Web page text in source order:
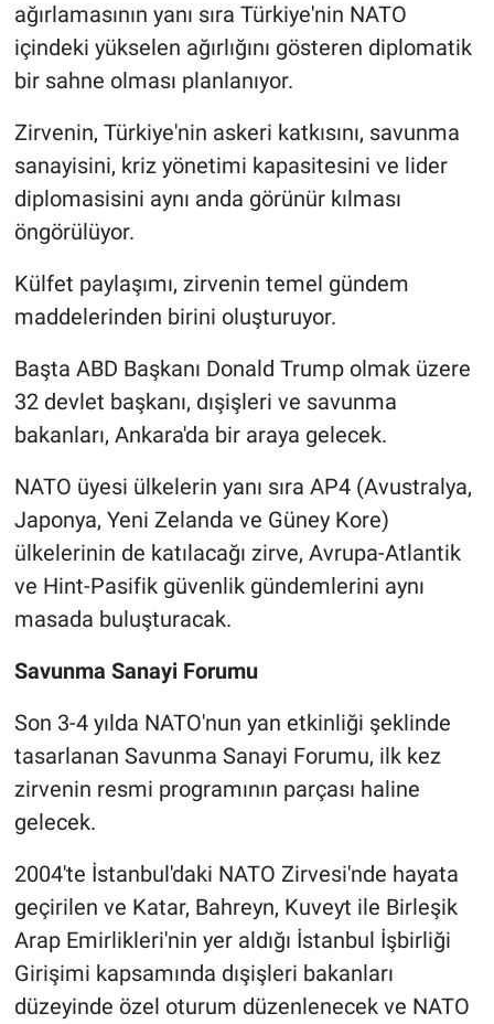
ağırlamasının yanı sıra Türkiye'nin NATO
içindeki yükselen ağırlığını gösteren diplomatik
bir sahne olması planlanıyor.
Zirvenin, Türkiye'nin askeri katkısını, savunma
sanayisini, kriz yönetimi kapasitesini ve lider
diplomasisini aynı anda görünür kılması
öngörülüyor.
Külfet paylaşımı, zirvenin temel gündem
maddelerinden birini oluşturuyor.
Başta ABD Başkanı Donald Trump olmak üzere
32 devlet başkanı, dışişleri ve savunma
bakanları, Ankara'da bir araya gelecek.
NATO üyesi ülkelerin yanı sıra AP4 (Avustralya,
Japonya, Yeni Zelanda ve Güney Kore)
ülkelerinin de katılacağı zirve, Avrupa-Atlantik
ve Hint-Pasifik güvenlik gündemlerini aynı
masada buluşturacak.
Savunma Sanayi Forumu
Son 3-4 yılda NATO'nun yan etkinliği şeklinde
tasarlanan Savunma Sanayi Forumu, ilk kez
zirvenin resmi programının parçası haline
gelecek.
2004'te İstanbul'daki NATO Zirvesi'nde hayata
geçirilen ve Katar, Bahreyn, Kuveyt ile Birleşik
Arap Emirlikleri'nin yer aldığı İstanbul İşbirliği
Girişimi kapsamında dışişleri bakanları
düzeyinde özel oturum düzenlenecek ve NATO